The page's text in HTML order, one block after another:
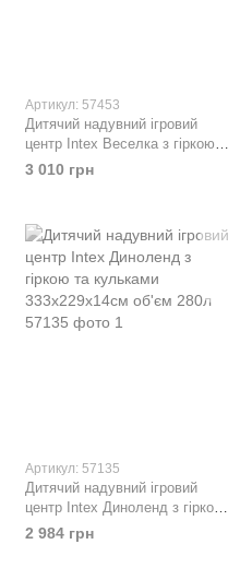
Артикул: 57453
Дитячий надувний ігровий
центр Intex Веселка з гіркою
297х193х25см об'єм 428л
3 010 грн
Артикул: 57135
Дитячий надувний ігровий
центр Intex Диноленд з гіркою
та кульками 333х229х14см
об'єм 280л 57135
2 984 грн